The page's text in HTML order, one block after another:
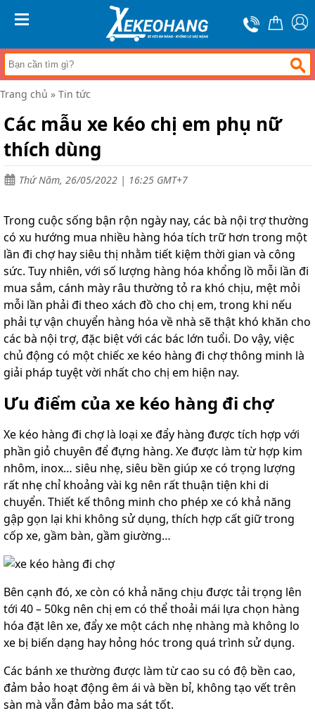
Trang
chủ
Xe
đẩy
hàng
Xe
tay
Bánh
xe
đẩy
Tin
tức
Liên
Trang chủ » Tin tức
Các mẫu xe kéo chị em phụ nữ
thích dùng
Thứ Năm, 26/05/2022 | 16:25 GMT+7
Trong cuộc sống bận rộn ngày nay, các bà nội trợ thường
có xu hướng mua nhiều hàng hóa tích trữ hơn trong một
lần đi chợ hay siêu thị nhằm tiết kiệm thời gian và công
sức. Tuy nhiên, với số lượng hàng hóa khổng lồ mỗi lần đi
mua sắm, cánh mày râu thường tỏ ra khó chịu, mệt mỏi
mỗi lần phải đi theo xách đồ cho chị em, trong khi nếu
phải tự vận chuyển hàng hóa về nhà sẽ thật khó khăn cho
các bà nội trợ, đặc biệt với các bác lớn tuổi. Do vậy, việc
chủ động có một chiếc xe kéo hàng đi chợ thông minh là
giải pháp tuyệt vời nhất cho chị em hiện nay.
Ưu điểm của xe kéo hàng đi chợ
Xe kéo hàng đi chợ là loại xe đẩy hàng được tích hợp với
phần giỏ chuyên để đựng hàng. Xe được làm từ hợp kim
nhôm, inox… siêu nhẹ, siêu bền giúp xe có trọng lượng
rất nhẹ chỉ khoảng vài kg nên rất thuận tiện khi di
chuyển. Thiết kế thông minh cho phép xe có khả năng
gập gọn lại khi không sử dụng, thích hợp cất giữ trong
cốp xe, gầm bàn, gầm giường…
Bên cạnh đó, xe còn có khả năng chịu được tải trọng lên
tới 40 – 50kg nên chị em có thể thoải mái lựa chọn hàng
hóa đặt lên xe, đẩy xe một cách nhẹ nhàng mà không lo
xe bị biến dạng hay hỏng hóc trong quá trình sử dụng.
Các bánh xe thường được làm từ cao su có độ bền cao,
đảm bảo hoạt động êm ái và bền bỉ, không tạo vết trên
sàn mà vẫn đảm bảo ma sát tốt.